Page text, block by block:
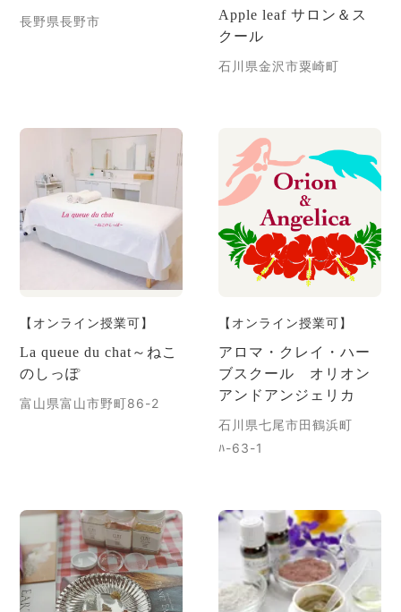
長野県長野市
Apple leaf サロン＆ス
クール
石川県金沢市粟崎町
【オンライン授業可】
La queue du chat～ねこ
のしっぽ
富山県富山市野町86-2
【オンライン授業可】
アロマ・クレイ・ハー
ブスクール オリオン
アンドアンジェリカ
石川県七尾市田鶴浜町
ﾊ-63-1